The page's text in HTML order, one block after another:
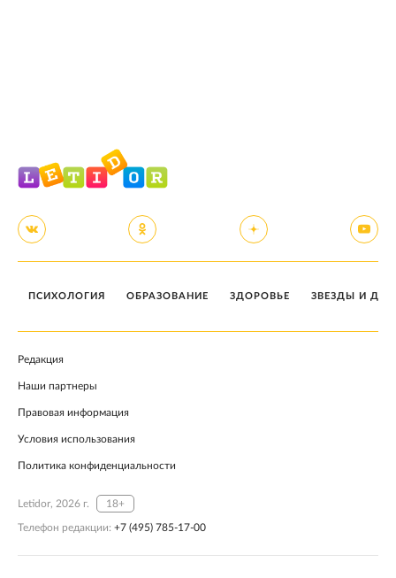
ПСИХОЛОГИЯ ОБРАЗОВАНИЕ ЗДОРОВЬЕ ЗВЕЗДЫ И
Редакция
Наши партнеры
Правовая информация
Условия использования
Политика конфиденциальности
Letidor, 2026 г. 18+
Телефон редакции: +7 (495) 785-17-00